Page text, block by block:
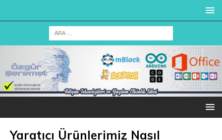
Yaratıcı Ürünlerimiz Nasıl